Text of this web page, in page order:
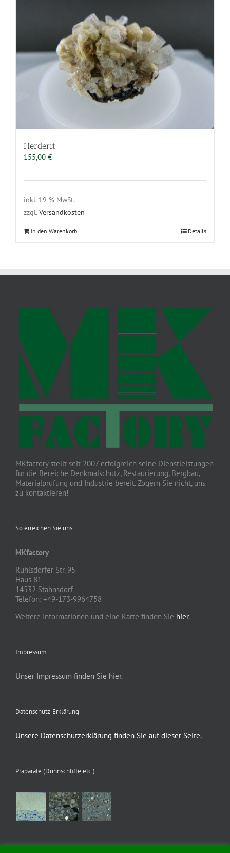
Herderit
155,00 €
inkl. 19 % MwSt.
zzgl. Versandkosten
In den Warenkorb Details
MKfactory stellt seit 2007 erfolgreich seine Dienstleistungen
für die Bereiche Denkmalschutz, Restaurierung, Bergbau,
Materialprüfung und Industrie bereit. Zögern Sie nicht, uns
zu kontaktieren!
So erreichen Sie uns
MKfactory
Ruhlsdorfer Str. 95
Haus 81
14532 Stahnsdorf
Telefon: +49-173-9964758
Weitere Informationen und eine Karte finden Sie hier.
Impressum
Unser Impressum finden Sie hier.
Datenschutz-Erklärung
Unsere Datenschutzerklärung finden Sie auf dieser Seite.
Präparate (Dünnschliffe etc.)